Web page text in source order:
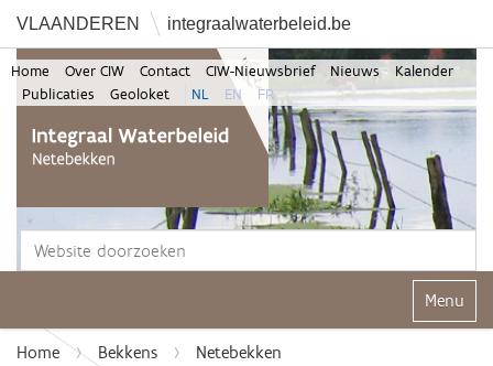
VLAANDEREN integraalwaterbeleid.be
Home Over CIW Contact CIW-Nieuwsbrief Nieuws
Kalender
Publicaties
Geoloket NL EN FR
Klap
Home Bekkens
Netebekken